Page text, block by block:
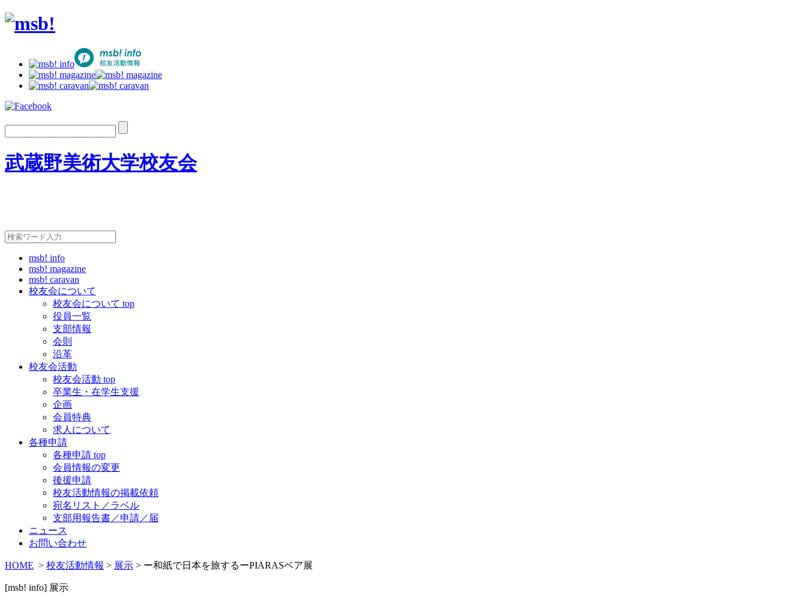
武蔵野美術大学校友会
msb! info
msb! magazine
msb! caravan
校友会について
校友会について top
役員一覧
支部情報
会則
沿革
校友会活動
校友会活動 top
卒業生・在学生支援
企画
会員特典
求人について
各種申請
各種申請 top
会員情報の変更
後援申請
校友活動情報の掲載依頼
宛名リスト／ラベル
支部用報告書／申請／届
ニュース
お問い合わせ
HOME > 校友活動情報 > 展示 > ー和紙で日本を旅するーPIARASベア展
[msb! info] 展示